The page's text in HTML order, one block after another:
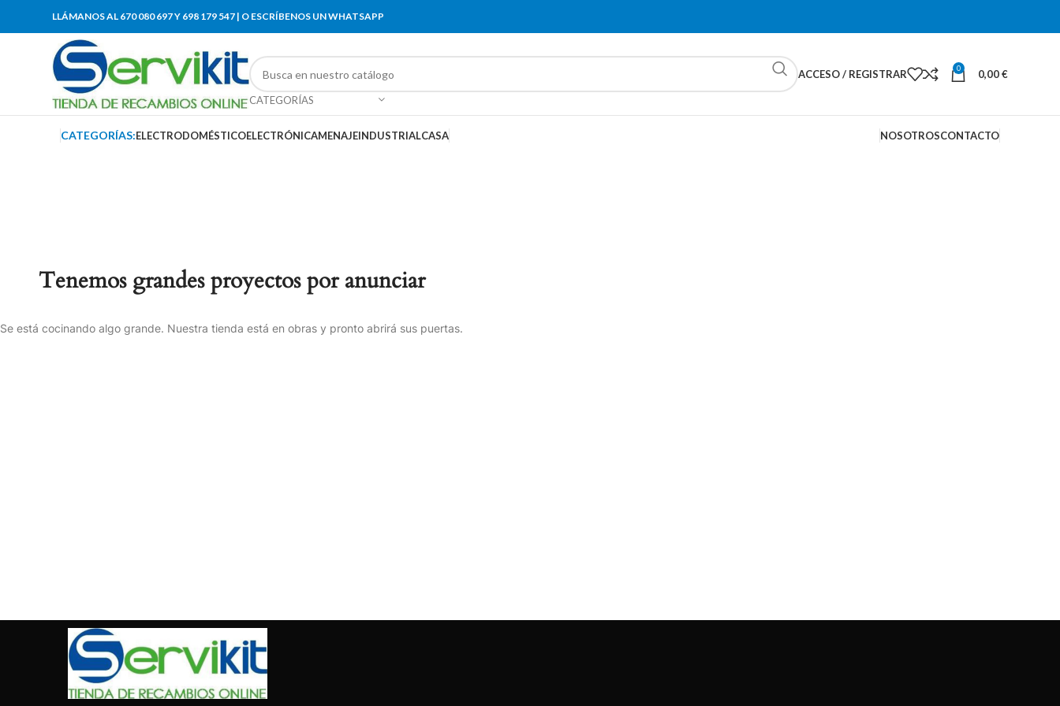
LLÁMANOS AL 670 080 697 Y 698 179 547 | O ESCRÍBENOS UN WHATSAPP
CATEGORÍAS
ACCESO / REGISTRAR 0 0,00€
CATEGORÍAS:ELECTRODOMÉSTICOELECTRÓNICAMENAJEINDUSTRIALCASA NOSOTROSCONTACTO
Tenemos grandes proyectos por anunciar
Se está cocinando algo grande. Nuestra tienda está en obras y pronto abrirá sus puertas.